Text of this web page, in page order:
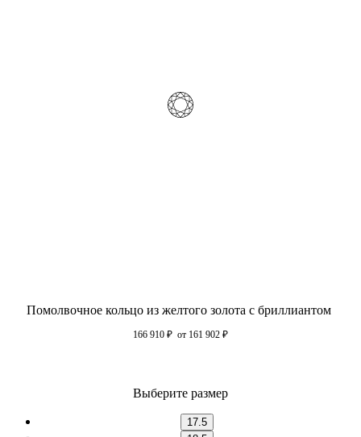
Помолвочное кольцо из желтого золота с бриллиантом
166 910 ₽ от 161 902 ₽
Выберите размер
17.5